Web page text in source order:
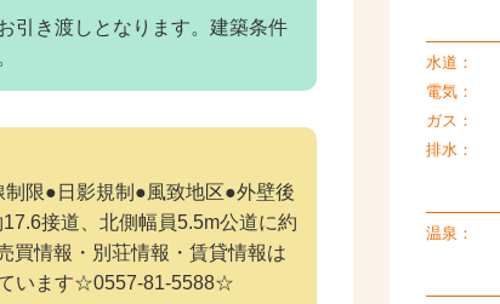
引き渡しとなります。建築条件
限●日影規制●風致地区●外壁後
接道、北側幅員5.5m公道に約
買情報・別荘情報・賃貸情報は
います☆0557-81-5588☆
水道：
電気：
ガス：
排水：
温泉：